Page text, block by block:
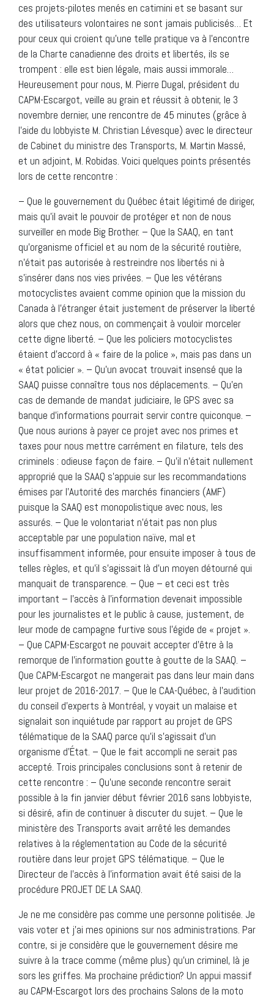
ces projets-pilotes menés en catimini et se basant sur
des utilisateurs volontaires ne sont jamais publicisés… Et
pour ceux qui croient qu’une telle pratique va à l’encontre
de la Charte canadienne des droits et libertés, ils se
trompent : elle est bien légale, mais aussi immorale…
Heureusement pour nous, M. Pierre Dugal, président du
CAPM-Escargot, veille au grain et réussit à obtenir, le 3
novembre dernier, une rencontre de 45 minutes (grâce à
l’aide du lobbyiste M. Christian Lévesque) avec le directeur
de Cabinet du ministre des Transports, M. Martin Massé,
et un adjoint, M. Robidas. Voici quelques points présentés
lors de cette rencontre :
– Que le gouvernement du Québec était légitimé de diriger,
mais qu’il avait le pouvoir de protéger et non de nous
surveiller en mode Big Brother. – Que la SAAQ, en tant
qu’organisme officiel et au nom de la sécurité routière,
n’était pas autorisée à restreindre nos libertés ni à
s’insérer dans nos vies privées. – Que les vétérans
motocyclistes avaient comme opinion que la mission du
Canada à l’étranger était justement de préserver la liberté
alors que chez nous, on commençait à vouloir morceler
cette digne liberté. – Que les policiers motocyclistes
étaient d’accord à « faire de la police », mais pas dans un
« état policier ». – Qu’un avocat trouvait insensé que la
SAAQ puisse connaître tous nos déplacements. – Qu’en
cas de demande de mandat judiciaire, le GPS avec sa
banque d’informations pourrait servir contre quiconque. –
Que nous aurions à payer ce projet avec nos primes et
taxes pour nous mettre carrément en filature, tels des
criminels : odieuse façon de faire. – Qu’il n’était nullement
approprié que la SAAQ s’appuie sur les recommandations
émises par l’Autorité des marchés financiers (AMF)
puisque la SAAQ est monopolistique avec nous, les
assurés. – Que le volontariat n’était pas non plus
acceptable par une population naïve, mal et
insuffisamment informée, pour ensuite imposer à tous de
telles règles, et qu’il s’agissait là d’un moyen détourné qui
manquait de transparence. – Que – et ceci est très
important – l’accès à l’information devenait impossible
pour les journalistes et le public à cause, justement, de
leur mode de campagne furtive sous l’égide de « projet ».
– Que CAPM-Escargot ne pouvait accepter d’être à la
remorque de l’information goutte à goutte de la SAAQ. –
Que CAPM-Escargot ne mangerait pas dans leur main dans
leur projet de 2016-2017. – Que le CAA-Québec, à l’audition
du conseil d’experts à Montréal, y voyait un malaise et
signalait son inquiétude par rapport au projet de GPS
télématique de la SAAQ parce qu’il s’agissait d’un
organisme d’État. – Que le fait accompli ne serait pas
accepté. Trois principales conclusions sont à retenir de
cette rencontre : – Qu’une seconde rencontre serait
possible à la fin janvier début février 2016 sans lobbyiste,
si désiré, afin de continuer à discuter du sujet. – Que le
ministère des Transports avait arrêté les demandes
relatives à la réglementation au Code de la sécurité
routière dans leur projet GPS télématique. – Que le
Directeur de l’accès à l’information avait été saisi de la
procédure PROJET DE LA SAAQ.
Je ne me considère pas comme une personne politisée. Je
vais voter et j’ai mes opinions sur nos administrations. Par
contre, si je considère que le gouvernement désire me
suivre à la trace comme (même plus) qu’un criminel, là je
sors les griffes. Ma prochaine prédiction? Un appui massif
au CAPM-Escargot lors des prochains Salons de la moto